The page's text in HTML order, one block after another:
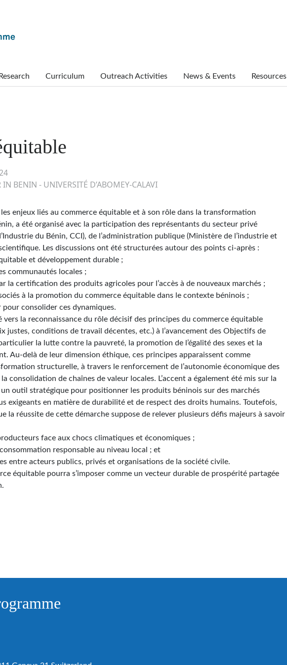
Research Curriculum Outreach Activities News & Events Resources
BENIN - UNIVERSITÉ D’ABOMEY-CALAVI
enjeux liés au commerce équitable et à son rôle dans la transformation
a été organisé avec la participation des représentants du secteur privé
du Bénin, CCI), de l’administration publique (Ministère de l’industrie et
Les discussions ont été structurées autour des points ci-après :
et développement durable ;
communautés locales ;
la certification des produits agricoles pour l’accès à de nouveaux marchés ;
à la promotion du commerce équitable dans le contexte béninois ;
consolider ces dynamiques.
vers la reconnaissance du rôle décisif des principes du commerce équitable
justes, conditions de travail décentes, etc.) à l’avancement des Objectifs de
la lutte contre la pauvreté, la promotion de l’égalité des sexes et la
Au-delà de leur dimension éthique, ces principes apparaissent comme
structurelle, à travers le renforcement de l’autonomie économique des
consolidation de chaînes de valeur locales. L’accent a également été mis sur la
outil stratégique pour positionner les produits béninois sur des marchés
exigeants en matière de durabilité et de respect des droits humains. Toutefois,
la réussite de cette démarche suppose de relever plusieurs défis majeurs à savoir
face aux chocs climatiques et économiques ;
responsable au niveau local ; et
entre acteurs publics, privés et organisations de la société civile.
équitable pourra s’imposer comme un vecteur durable de prospérité partagée